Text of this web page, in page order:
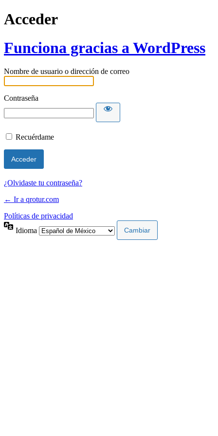
Acceder
Funciona gracias a WordPress
Nombre de usuario o dirección de correo
Contraseña
Recuérdame
¿Olvidaste tu contraseña?
← Ir a qrotur.com
Políticas de privacidad
Idioma